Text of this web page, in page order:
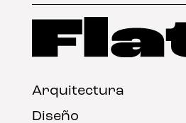
Arquitectura
Diseño